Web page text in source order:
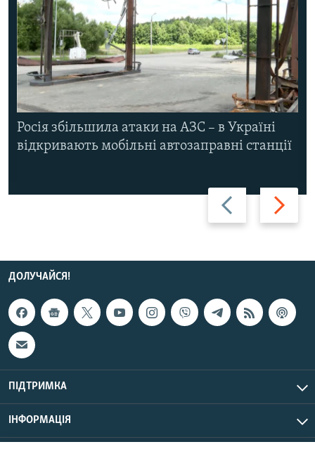
Назад Вперед
Росія збільшила атаки на АЗС – в Україні
відкривають мобільні автозаправні станції
ДОЛУЧАЙСЯ!
ПІДТРИМКА
ІНФОРМАЦІЯ